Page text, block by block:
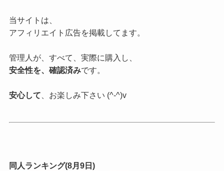
当サイトは、
アフィリエイト広告を掲載してます。
管理人が、すべて、実際に購入し、
安全性を、確認済みです。
安心して 、お楽しみ下さい (^-^)v
同人ランキング(8月9日)